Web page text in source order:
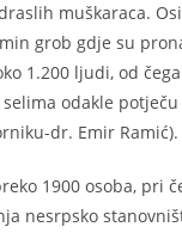
muškaraca.
grob gdje su
1.200 ljudi, od
odakle
dr. Emir Ramić).
1900 osoba, pri
nesrpsko